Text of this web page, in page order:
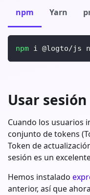
npm Yarn
npm i @logto/js
Usar sesión
Cuando los usuarios
conjunto de tokens
Token de
sesión es un
Hemos instalado
anterior, así que